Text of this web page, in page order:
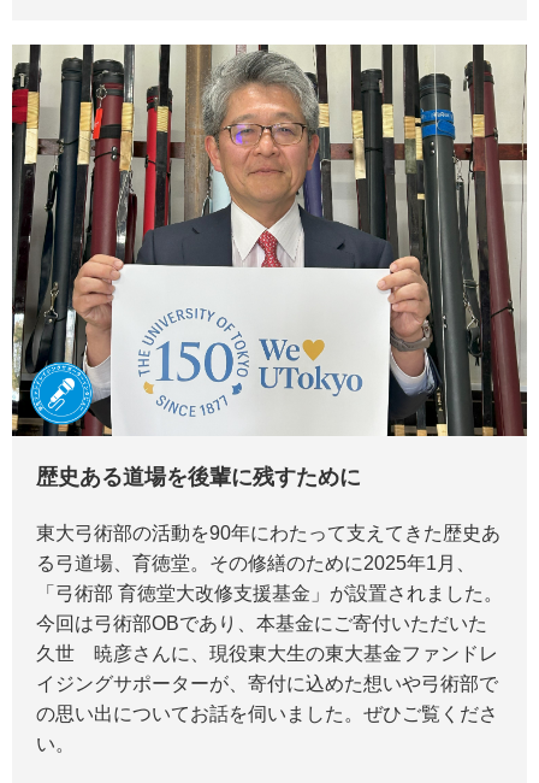
歴史ある道場を後輩に残すために
東大弓術部の活動を90年にわたって支えてきた歴史あ
る弓道場、育徳堂。その修繕のために2025年1月、
「弓術部 育徳堂大改修支援基金」が設置されました。
今回は弓術部OBであり、本基金にご寄付いただいた
久世 暁彦さんに、現役東大生の東大基金ファンドレ
イジングサポーターが、寄付に込めた想いや弓術部で
の思い出についてお話を伺いました。ぜひご覧くださ
い。